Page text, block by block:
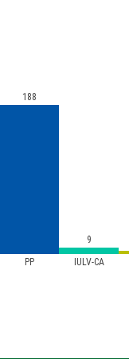
PP IULV-CA
188
9